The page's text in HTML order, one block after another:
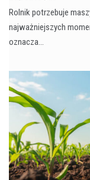
Rolnik potrzebuje
najważniejszych
oznacza…